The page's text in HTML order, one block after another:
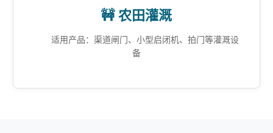
🚧 农田灌溉
适用产品：渠道闸门、小型启闭机、拍门等灌溉设
备